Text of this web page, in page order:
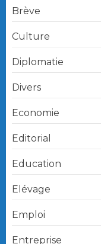
Brève
Culture
Diplomatie
Divers
Economie
Editorial
Education
Elévage
Emploi
Entreprise